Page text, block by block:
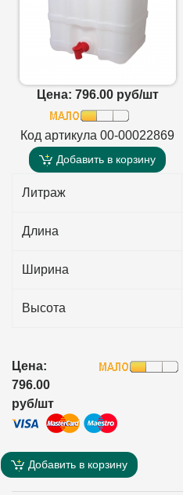
Цена: 796.00 руб/шт
Код артикула 00-00022869
Добавить в корзину
Литраж
Длина
Ширина
Высота
Цена:
796.00
руб/шт
Добавить в корзину